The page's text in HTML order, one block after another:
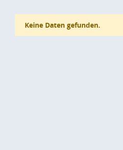
Keine Daten gefunden.